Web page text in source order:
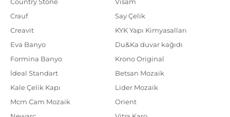
Crauf
Creavit
Eva Banyo
Formina Banyo
İdeal Standart
Kale Çelik Kapı
Mcm Cam Mozaik
Say Çelik
KYK Yapı Kimyasalları
Du&Ka duvar kağıdı
Krono Original
Betsan Mozaik
Lider Mozaik
Orient